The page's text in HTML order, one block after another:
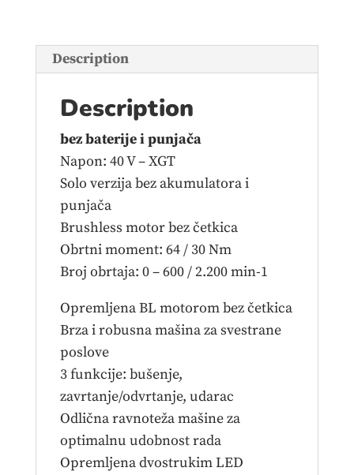
quantity
Description
Description
bez baterije i punjača
Napon: 40 V – XGT
Solo verzija bez akumulatora i
punjača
Brushless motor bez četkica
Obrtni moment: 64 / 30 Nm
Broj obrtaja: 0 – 600 / 2.200 min-1
Opremljena BL motorom bez četkica
Brza i robusna mašina za svestrane
poslove
3 funkcije: bušenje,
zavrtanje/odvrtanje, udarac
Odlična ravnoteža mašine za
optimalnu udobnost rada
Opremljena dvostrukim LED